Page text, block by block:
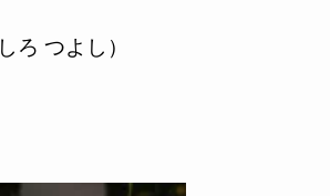
ろ つよし）